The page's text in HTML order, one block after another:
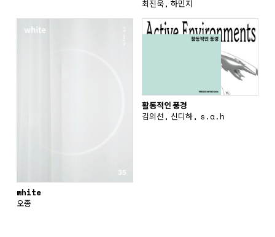
최진욱, 하민지
white
오종
활동적인 풍경
김의선, 신디하, s.a.h